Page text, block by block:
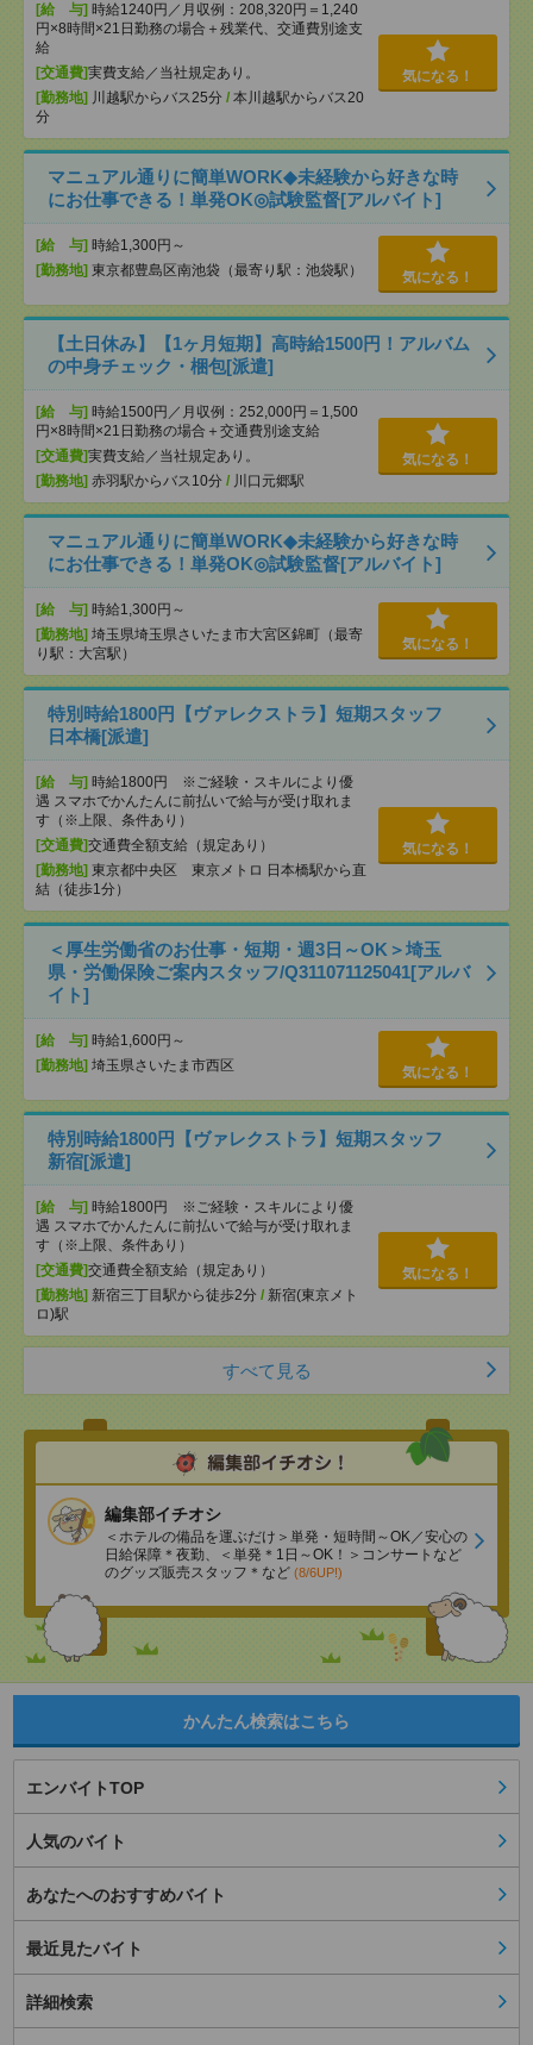
[給 与] 時給1240円／月収例：208,320円＝1,240
円×8時間×21日勤務の場合＋残業代、交通費別途支
給
[交通費]実費支給／当社規定あり。
[勤務地] 川越駅からバス25分 / 本川越駅からバス20
分
気になる！
マニュアル通りに簡単WORK◆未経験から好きな時
にお仕事できる！単発OK◎試験監督[アルバイト]
[給 与] 時給1,300円～
[勤務地] 東京都豊島区南池袋（最寄り駅：池袋駅） 気になる！
【土日休み】【1ヶ月短期】高時給1500円！アルバム
の中身チェック・梱包[派遣]
[給 与] 時給1500円／月収例：252,000円＝1,500
円×8時間×21日勤務の場合＋交通費別途支給
[交通費]実費支給／当社規定あり。
[勤務地] 赤羽駅からバス10分 / 川口元郷駅
気になる！
マニュアル通りに簡単WORK◆未経験から好きな時
にお仕事できる！単発OK◎試験監督[アルバイト]
[給 与] 時給1,300円～
[勤務地] 埼玉県埼玉県さいたま市大宮区錦町（最寄
り駅：大宮駅）
気になる！
特別時給1800円【ヴァレクストラ】短期スタッフ
日本橋[派遣]
[給 与] 時給1800円 ※ご経験・スキルにより優
遇 スマホでかんたんに前払いで給与が受け取れま
す（※上限、条件あり）
[交通費]交通費全額支給（規定あり）
[勤務地] 東京都中央区 東京メトロ 日本橋駅から直
結（徒歩1分）
気になる！
＜厚生労働省のお仕事・短期・週3日～OK＞埼玉
県・労働保険ご案内スタッフ/Q311071125041[アルバ
イト]
[給 与] 時給1,600円～
[勤務地] 埼玉県さいたま市西区 気になる！
特別時給1800円【ヴァレクストラ】短期スタッフ
新宿[派遣]
[給 与] 時給1800円 ※ご経験・スキルにより優
遇 スマホでかんたんに前払いで給与が受け取れま
す（※上限、条件あり）
[交通費]交通費全額支給（規定あり）
[勤務地] 新宿三丁目駅から徒歩2分 / 新宿(東京メト
ロ)駅
気になる！
すべて見る
編集部イチオシ
＜ホテルの備品を運ぶだけ＞単発・短時間～OK／安心の
日給保障＊夜勤、＜単発＊1日～OK！＞コンサートなど
のグッズ販売スタッフ＊など (8/6UP!)
かんたん検索はこちら
エンバイトTOP
人気のバイト
あなたへのおすすめバイト
最近見たバイト
詳細検索